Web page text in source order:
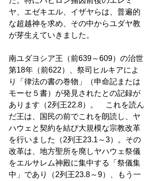
ヤ、エゼキエル、イザヤらは、普遍的
な超越神を求め、その中からユダヤ教
が芽生えていきました。
南ユダヨシア王（前639～609）の治世
第18年（前622）、祭司ヒルキアによ
り「律法の書の巻物」（申命記または
モーセ５書）が発見されたとの記録が
あります（2列王22.8）。　これを読ん
だ王は、国民の前でこれを朗読し、ヤ
ハウェと契約を結び大規模な宗教改革
を行いました（2列王23.1～3）。その
改革は、地方聖所を廃しヤハウェ祭儀
をエルサレム神殿に集中する「祭儀集
中」であり（2列王23.8～9）、もう一